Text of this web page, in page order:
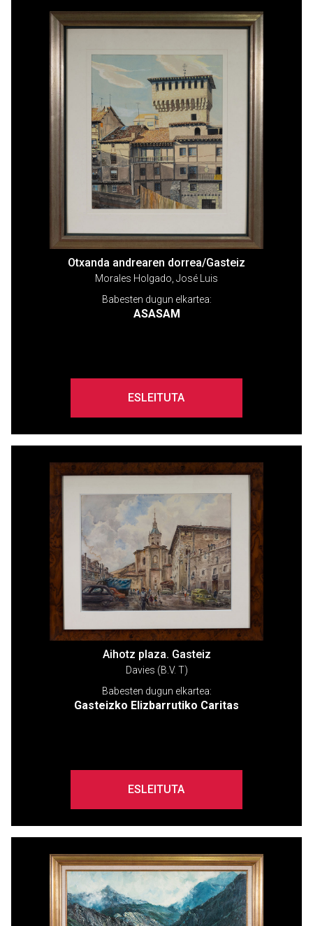
Otxanda andrearen dorrea/Gasteiz
Morales Holgado, José Luis
Babesten dugun elkartea:
ASASAM
ESLEITUTA
Aihotz plaza. Gasteiz
Davies (B.V. T)
Babesten dugun elkartea:
Gasteizko Elizbarrutiko Caritas
ESLEITUTA